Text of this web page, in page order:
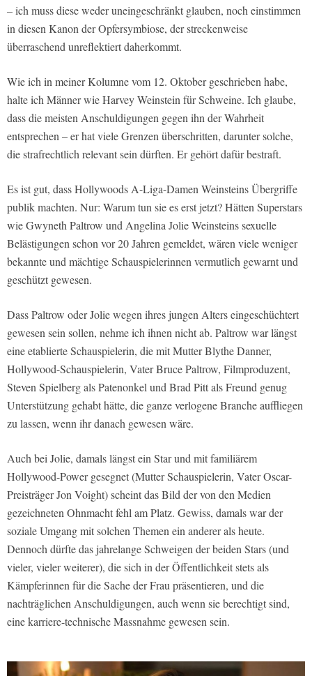
– ich muss diese weder uneingeschränkt glauben, noch einstimmen
in diesen Kanon der Opfersymbiose, der streckenweise
überraschend unreflektiert daherkommt.
Wie ich in meiner Kolumne vom 12. Oktober geschrieben habe,
halte ich Männer wie Harvey Weinstein für Schweine. Ich glaube,
dass die meisten Anschuldigungen gegen ihn der Wahrheit
entsprechen – er hat viele Grenzen überschritten, darunter solche,
die strafrechtlich relevant sein dürften. Er gehört dafür bestraft.
Es ist gut, dass Hollywoods A-Liga-Damen Weinsteins Übergriffe
publik machten. Nur: Warum tun sie es erst jetzt? Hätten Superstars
wie Gwyneth Paltrow und Angelina Jolie Weinsteins sexuelle
Belästigungen schon vor 20 Jahren gemeldet, wären viele weniger
bekannte und mächtige Schauspielerinnen vermutlich gewarnt und
geschützt gewesen.
Dass Paltrow oder Jolie wegen ihres jungen Alters eingeschüchtert
gewesen sein sollen, nehme ich ihnen nicht ab. Paltrow war längst
eine etablierte Schauspielerin, die mit Mutter Blythe Danner,
Hollywood-Schauspielerin, Vater Bruce Paltrow, Filmproduzent,
Steven Spielberg als Patenonkel und Brad Pitt als Freund genug
Unterstützung gehabt hätte, die ganze verlogene Branche auffliegen
zu lassen, wenn ihr danach gewesen wäre.
Auch bei Jolie, damals längst ein Star und mit familiärem
Hollywood-Power gesegnet (Mutter Schauspielerin, Vater Oscar-
Preisträger Jon Voight) scheint das Bild der von den Medien
gezeichneten Ohnmacht fehl am Platz. Gewiss, damals war der
soziale Umgang mit solchen Themen ein anderer als heute.
Dennoch dürfte das jahrelange Schweigen der beiden Stars (und
vieler, vieler weiterer), die sich in der Öffentlichkeit stets als
Kämpferinnen für die Sache der Frau präsentieren, und die
nachträglichen Anschuldigungen, auch wenn sie berechtigt sind,
eine karriere-technische Massnahme gewesen sein.